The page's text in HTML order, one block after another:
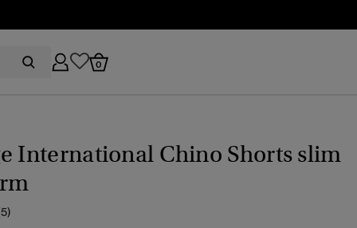
0
International Chino Shorts slim